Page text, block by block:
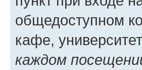
общедоступном
кафе,
каждом